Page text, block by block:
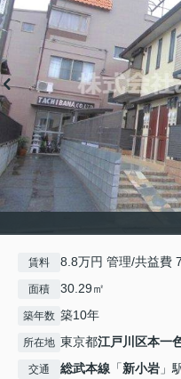
賃料 8.8万円 管理/共益費
面積 30.29㎡
築年数 築10年
所在地 東京都江戸川区本一
交通 総武本線 「新小岩 」